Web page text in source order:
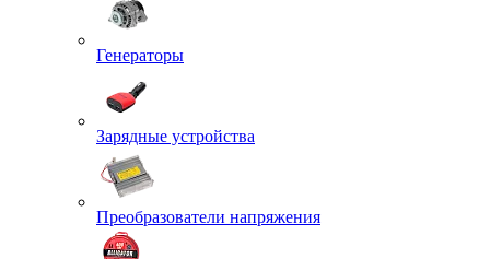
Генераторы
Зарядные устройства
Преобразователи напряжения